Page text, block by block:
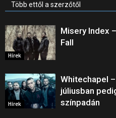
Több ettől a szerzőtől
Hírek
Misery Index
Fall
Hírek
Whitechapel
júliusban
színpadán